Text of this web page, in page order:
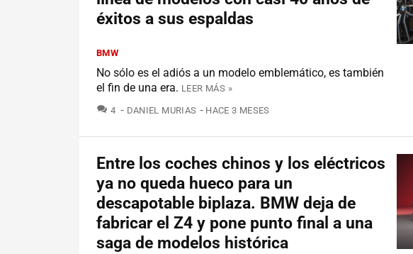
éxitos a sus espaldas
BMW
No sólo es el adiós a un modelo emblemático, es también
el fin de una era. LEER MÁS »
4 COMENTARIOS
DANIEL MURIAS HACE 3 MESES
Entre los coches chinos y los eléctricos
ya no queda hueco para un
descapotable biplaza. BMW deja de
fabricar el Z4 y pone punto final a una
saga de modelos histórica